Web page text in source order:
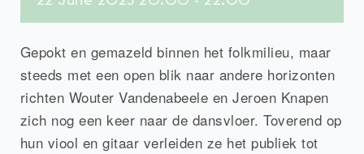
Gepokt en gemazeld binnen het folkmilieu, maar
steeds met een open blik naar andere horizonten
richten Wouter Vandenabeele en Jeroen Knapen
zich nog een keer naar de dansvloer. Toverend op
hun viool en gitaar verleiden ze het publiek tot